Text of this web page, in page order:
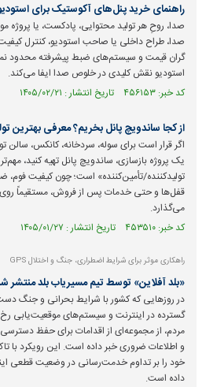
راهنمای خرید پنل‌های آکوستیک برای
صدا، روحِ هر تولید محتوایی، پادکست، یا
صدا، طراح داخلی یا صاحب استودیو، کنترل
گران قیمت و سیستم‌های ضبط پیشرفته محدود
استودیو نقش کلیدی در خلوص صدا ایفا می‌کند.
کد خبر: ۴۵۶۱۵۳ تاریخ انتشار : ۱۴۰۵/۰۲/۲۱
از کجا ساندویچ پانل بخریم؟ معرفی بهترین
اگر قرار است برای سوله، سردخانه، کانکس،
یک پروژه بازسازی، ساندویچ پانل تهیه کنید،
تولیدکننده/تأمین‌کننده» است؛ چون کیفیت
قفل‌ها و حتی خدمات پس از فروش، مستقیماً روی
می‌گذارد.
کد خبر: ۴۵۳۵۱۰ تاریخ انتشار : ۱۴۰۵/۰۱/۲۷
راهکاری موثر برای شرایط اضطراری، جنگ و اختلال GPS
«بلد آفلاین» توسط تیم مسیریاب بلد منتشر
در روز‌هایی که کشور با شرایط بحرانی و جنگ
گسترده در اینترنت و سیستم‌های موقعیت‌یابی رخ
مردم، از مجموعه‌ای از اقدامات برای حفظ
و اطلاعات ضروری خبر داده است. این رویکرد با
خود را بر تداوم خدمت‌رسانی در وضعیت قطعی
داده است.